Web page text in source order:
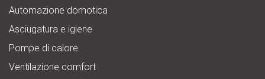
Automazione domotica
Asciugatura e igiene
Pompe di calore
Ventilazione comfort